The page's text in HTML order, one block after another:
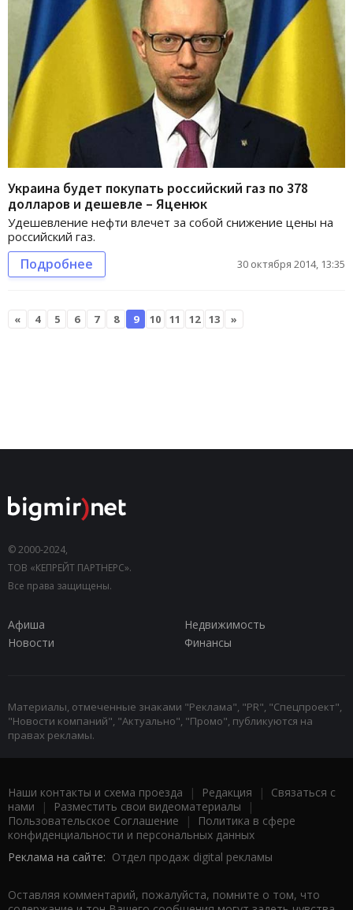
Украина будет покупать российский газ по 378
долларов и дешевле – Яценюк
Удешевление нефти влечет за собой снижение цены на
российский газ.
Подробнее 30 октября 2014, 13:35
« 4 5 6 7 8 9 10 11 12 13 »
© 2000-2024,
ТОВ «КЕПРЕЙТ ПАРТНЕРС».
Все права защищены.
Афиша
Недвижимость
Новости
Финансы
Материалы, отмеченные знаками "Реклама", "PR", "Спецпроект",
"Новости компаний", "Актуально", "Промо", публикуются на
правах рекламы.
Наши контакты и схема проезда | Редакция | Связаться с
нами | Разместить свои видеоматериалы |
Пользовательское Соглашение |
Политика в сфере
конфиденциальности и персональных данных
Реклама на сайте: Отдел продаж digital рекламы
Оставляя комментарий, пожалуйста, помните о том, что